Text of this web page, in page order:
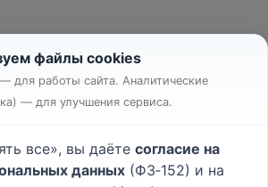
Реклама
соглашение
конфиденциальности
файлы cookies
для работы сайта. Аналитические
— для улучшения сервиса.
все», вы даёте согласие на
данных (ФЗ‑152) и на